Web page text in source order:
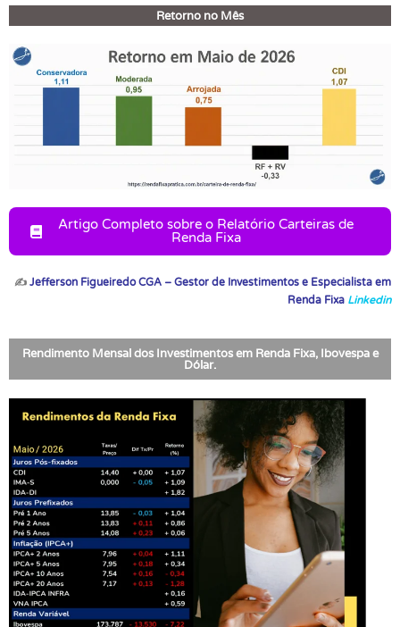
Retorno no Mês
Artigo Completo sobre o Relatório Carteiras de
Renda Fixa
✍ Jefferson Figueiredo CGA – Gestor de Investimentos e Especialista em
Renda Fixa Linkedin
Rendimento Mensal dos Investimentos em Renda Fixa, Ibovespa e
Dólar.